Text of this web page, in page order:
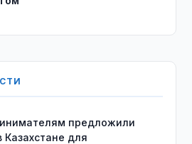
предложили
Казахстане для